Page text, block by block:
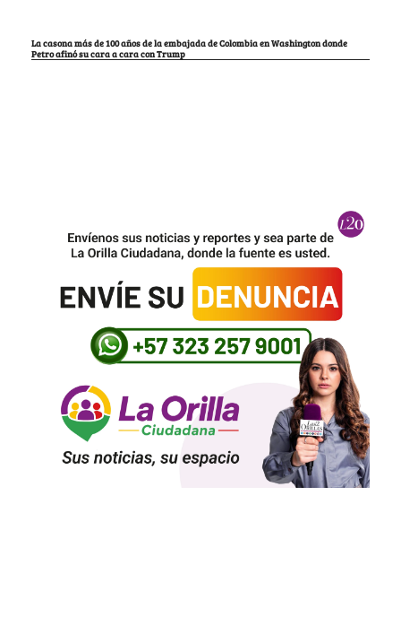
La casona más de 100 años de la embajada de Colombia en Washington donde
Petro afinó su cara a cara con Trump